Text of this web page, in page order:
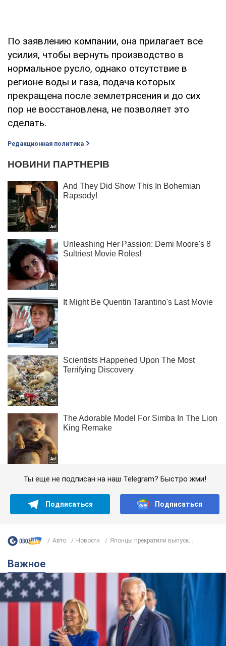
По заявлению компании, она прилагает все
усилия, чтобы вернуть производство в
нормальное русло, однако отсутствие в
регионе воды и газа, подача которых
прекращена после землетрясения и до сих
пор не восстановлена, не позволяет это
сделать.
Редакционная политика
Ты еще не подписан на наш Telegram? Быстро жми!
Подписаться Подписаться
Авто Новости Японцы прекратили выпуск...
Важное